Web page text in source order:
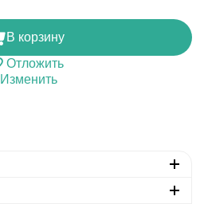
В корзину
Отложить
Изменить